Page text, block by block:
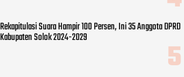
Rekapitulasi Suara Hampir 100 Persen, Ini 35 Anggota DPRD
Kabupaten Solok 2024-2029